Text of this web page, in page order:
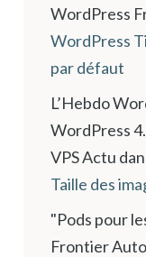
WordPress
WordPress
par défaut
L’Hebdo
WordPress
VPS Actu
Taille des
"Pods pour
Frontier